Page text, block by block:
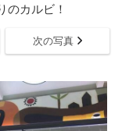
のカルビ！
次の写真